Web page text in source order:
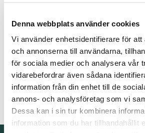
Denna webbplats använder cookies
Vi använder enhetsidentifierare för att
och annonserna till användarna,
för sociala medier och analysera vår
vidarebefordrar även sådana
information från din enhet till de
annons- och analysföretag som vi
Dessa kan i sin tur kombinera
information som du har tillhandahållit
Vi söker någon med kandidatexamen inom
redovisning eller företagsekonomi, med
arbetslivserfarenhet inom business
i engelska och svenska, både i tal och
lyckas i rollen behöver du goda kunskaper
MS Excel. Du förväntas vara analytisk,
målinriktad, och du kan arbeta både
del av ett team.